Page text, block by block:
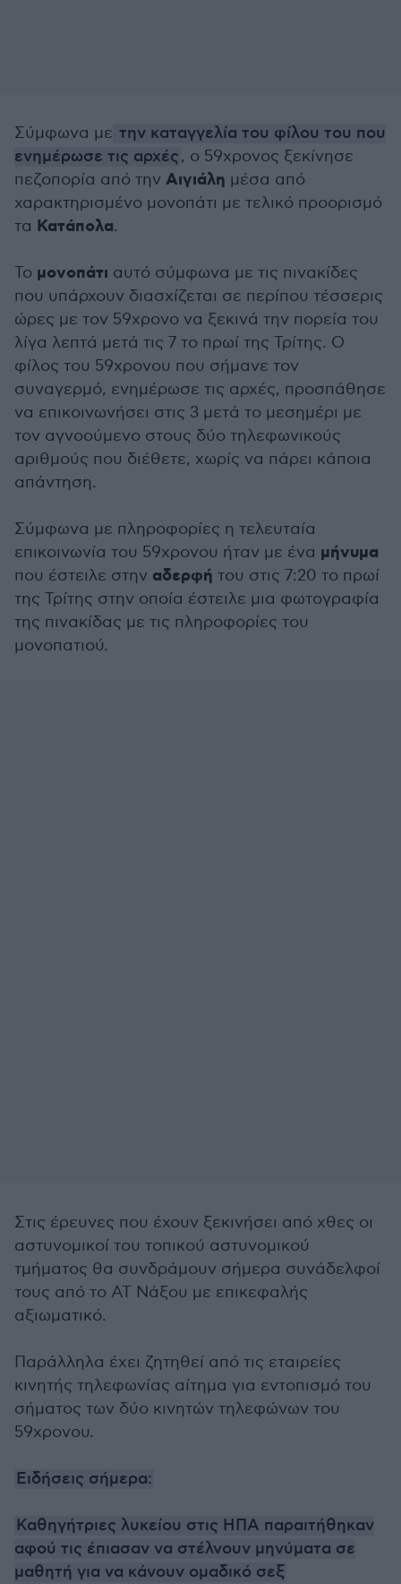
Σύμφωνα με την καταγγελία του φίλου του που
ενημέρωσε τις αρχές, ο 59χρονος ξεκίνησε
πεζοπορία από την Αιγιάλη μέσα από
χαρακτηρισμένο μονοπάτι με τελικό προορισμό
τα Κατάπολα.
Το μονοπάτι αυτό σύμφωνα με τις πινακίδες
που υπάρχουν διασχίζεται σε περίπου τέσσερις
ώρες με τον 59χρονο να ξεκινά την πορεία του
λίγα λεπτά μετά τις 7 το πρωί της Τρίτης. Ο
φίλος του 59χρονου που σήμανε τον
συναγερμό, ενημέρωσε τις αρχές, προσπάθησε
να επικοινωνήσει στις 3 μετά το μεσημέρι με
τον αγνοούμενο στους δύο τηλεφωνικούς
αριθμούς που διέθετε, χωρίς να πάρει κάποια
απάντηση.
Σύμφωνα με πληροφορίες η τελευταία
επικοινωνία του 59χρονου ήταν με ένα μήνυμα
που έστειλε στην αδερφή του στις 7:20 το πρωί
της Τρίτης στην οποία έστειλε μια φωτογραφία
της πινακίδας με τις πληροφορίες του
μονοπατιού.
Στις έρευνες που έχουν ξεκινήσει από χθες οι
αστυνομικοί του τοπικού αστυνομικού
τμήματος θα συνδράμουν σήμερα συνάδελφοί
τους από το ΑΤ Νάξου με επικεφαλής
αξιωματικό.
Παράλληλα έχει ζητηθεί από τις εταιρείες
κινητής τηλεφωνίας αίτημα για εντοπισμό του
σήματος των δύο κινητών τηλεφώνων του
59χρονου.
Ειδήσεις σήμερα:
Καθηγήτριες λυκείου στις ΗΠΑ παραιτήθηκαν
αφού τις έπιασαν να στέλνουν μηνύματα σε
μαθητή για να κάνουν ομαδικό σεξ